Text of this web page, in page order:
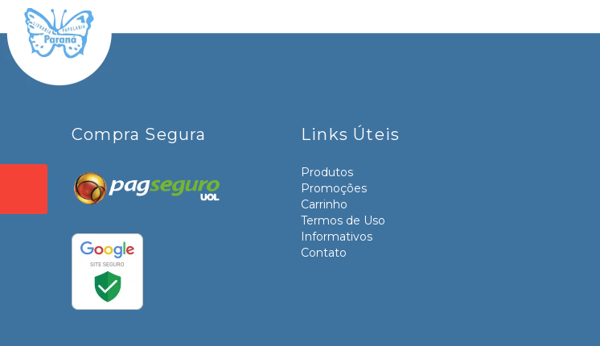
Compra Segura Links Úteis
Produtos
Promoções
Carrinho
Termos de Uso
Informativos
Contato